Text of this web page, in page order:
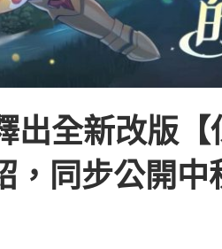
出全新改版【
，同步公開